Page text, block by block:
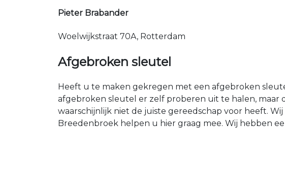
Pieter Brabander
Woelwijkstraat 70A, Rotterdam
Afgebroken sleutel
Heeft u te maken gekregen met een afgebroken
afgebroken sleutel er zelf proberen uit te halen, maar
waarschijnlijk niet de juiste gereedschap voor heeft.
Breedenbroek helpen u hier graag mee. Wij hebben